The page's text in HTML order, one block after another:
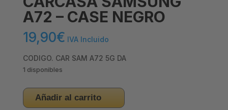
A72 – CASE NEGRO
19,90€ IVA Incluido
CODIGO. CAR SAM A72 5G DA
1 disponibles
CARCASA
SAMSUNG
Añadir al carrito